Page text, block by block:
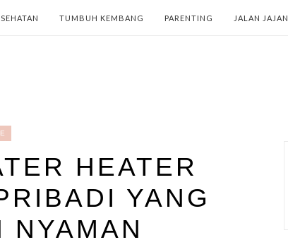
TUMBUH KEMBANG PARENTING JALAN JAJAN
HEATER
YANG
NYAMAN